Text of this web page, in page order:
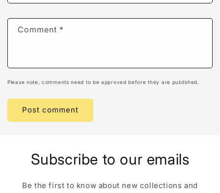
Comment *
Please note, comments need to be approved before they are published.
Subscribe to our emails
Be the first to know about new collections and